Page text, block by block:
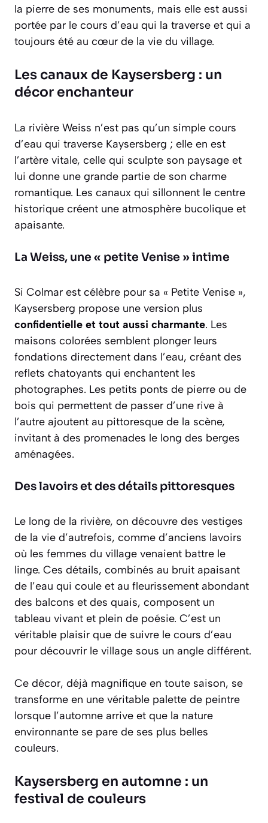
la pierre de ses monuments, mais elle est aussi
portée par le cours d’eau qui la traverse et qui a
toujours été au cœur de la vie du village.
Les canaux de Kaysersberg : un
décor enchanteur
La rivière Weiss n’est pas qu’un simple cours
d’eau qui traverse Kaysersberg ; elle en est
l’artère vitale, celle qui sculpte son paysage et
lui donne une grande partie de son charme
romantique. Les canaux qui sillonnent le centre
historique créent une atmosphère bucolique et
apaisante.
La Weiss, une « petite Venise » intime
Si Colmar est célèbre pour sa « Petite Venise »,
Kaysersberg propose une version plus
confidentielle et tout aussi charmante. Les
maisons colorées semblent plonger leurs
fondations directement dans l’eau, créant des
reflets chatoyants qui enchantent les
photographes. Les petits ponts de pierre ou de
bois qui permettent de passer d’une rive à
l’autre ajoutent au pittoresque de la scène,
invitant à des promenades le long des berges
aménagées.
Des lavoirs et des détails pittoresques
Le long de la rivière, on découvre des vestiges
de la vie d’autrefois, comme d’anciens lavoirs
où les femmes du village venaient battre le
linge. Ces détails, combinés au bruit apaisant
de l’eau qui coule et au fleurissement abondant
des balcons et des quais, composent un
tableau vivant et plein de poésie. C’est un
véritable plaisir que de suivre le cours d’eau
pour découvrir le village sous un angle différent.
Ce décor, déjà magnifique en toute saison, se
transforme en une véritable palette de peintre
lorsque l’automne arrive et que la nature
environnante se pare de ses plus belles
couleurs.
Kaysersberg en automne : un
festival de couleurs